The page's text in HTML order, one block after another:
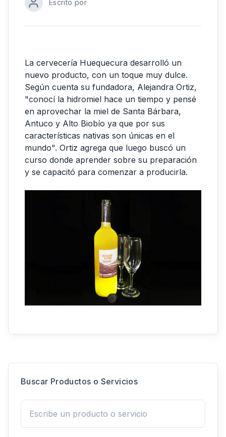
Escrito por
La cervecería Huequecura desarrolló un
nuevo producto, con un toque muy dulce.
Según cuenta su fundadora, Alejandra Ortiz,
"conocí la hidromiel hace un tiempo y pensé
en aprovechar la miel de Santa Bárbara,
Antuco y Alto Biobío ya que por sus
características nativas son únicas en el
mundo". Ortiz agrega que luego buscó un
curso donde aprender sobre su preparación
y se capacitó para comenzar a producirla.
Buscar Productos o Servicios